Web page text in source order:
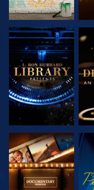
UTFORSKA
SERIEN
UTFORSKA
SERIEN